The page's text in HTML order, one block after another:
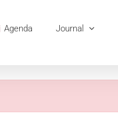
Agenda Journal